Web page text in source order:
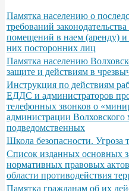
Памятка населению о
требований
помещений в наем (аренду) и
них посторонних лиц
Памятка населению
защите и действиям в
Инструкция по действиям
ЕДДС и администраторов
телефонных звонков о
администрации
подведомственных
Школа безопасности. Угроза
Список изданных основных
нормативных правовых
области противодействия
Памятка гражданам об их